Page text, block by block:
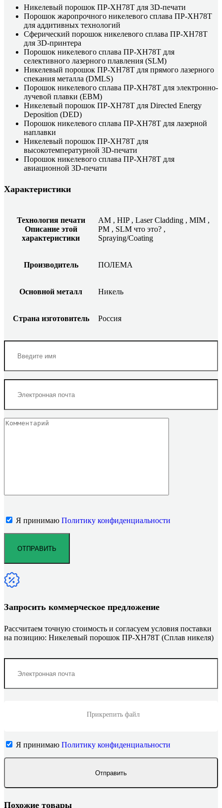
Никелевый порошок ПР-ХН78Т для 3D-печати
Порошок жаропрочного никелевого сплава ПР-ХН78Т
для аддитивных технологий
Сферический порошок никелевого сплава ПР-ХН78Т
для 3D-принтера
Порошок никелевого сплава ПР-ХН78Т для
селективного лазерного плавления (SLM)
Никелевый порошок ПР-ХН78Т для прямого лазерного
спекания металла (DMLS)
Порошок никелевого сплава ПР-ХН78Т для электронно-
лучевой плавки (EBM)
Никелевый порошок ПР-ХН78Т для Directed Energy
Deposition (DED)
Порошок никелевого сплава ПР-ХН78Т для лазерной
наплавки
Никелевый порошок ПР-ХН78Т для
высокотемпературной 3D-печати
Порошок никелевого сплава ПР-ХН78Т для
авиационной 3D-печати
Характеристики
Технология печати
Описание этой
характеристики
AM , HIP , Laser Cladding , MIM ,
PM , SLM что это? ,
Spraying/Coating
Производитель ПОЛЕМА
Основной металл Никель
Страна изготовитель Россия
Я принимаю Политику конфиденциальности
Запросить коммерческое предложение
Рассчитаем точную стоимость и согласуем условия поставки
на позицию: Никелевый порошок ПР-ХН78Т (Сплав никеля)
Прикрепить файл
Я принимаю Политику конфиденциальности
Похожие товары